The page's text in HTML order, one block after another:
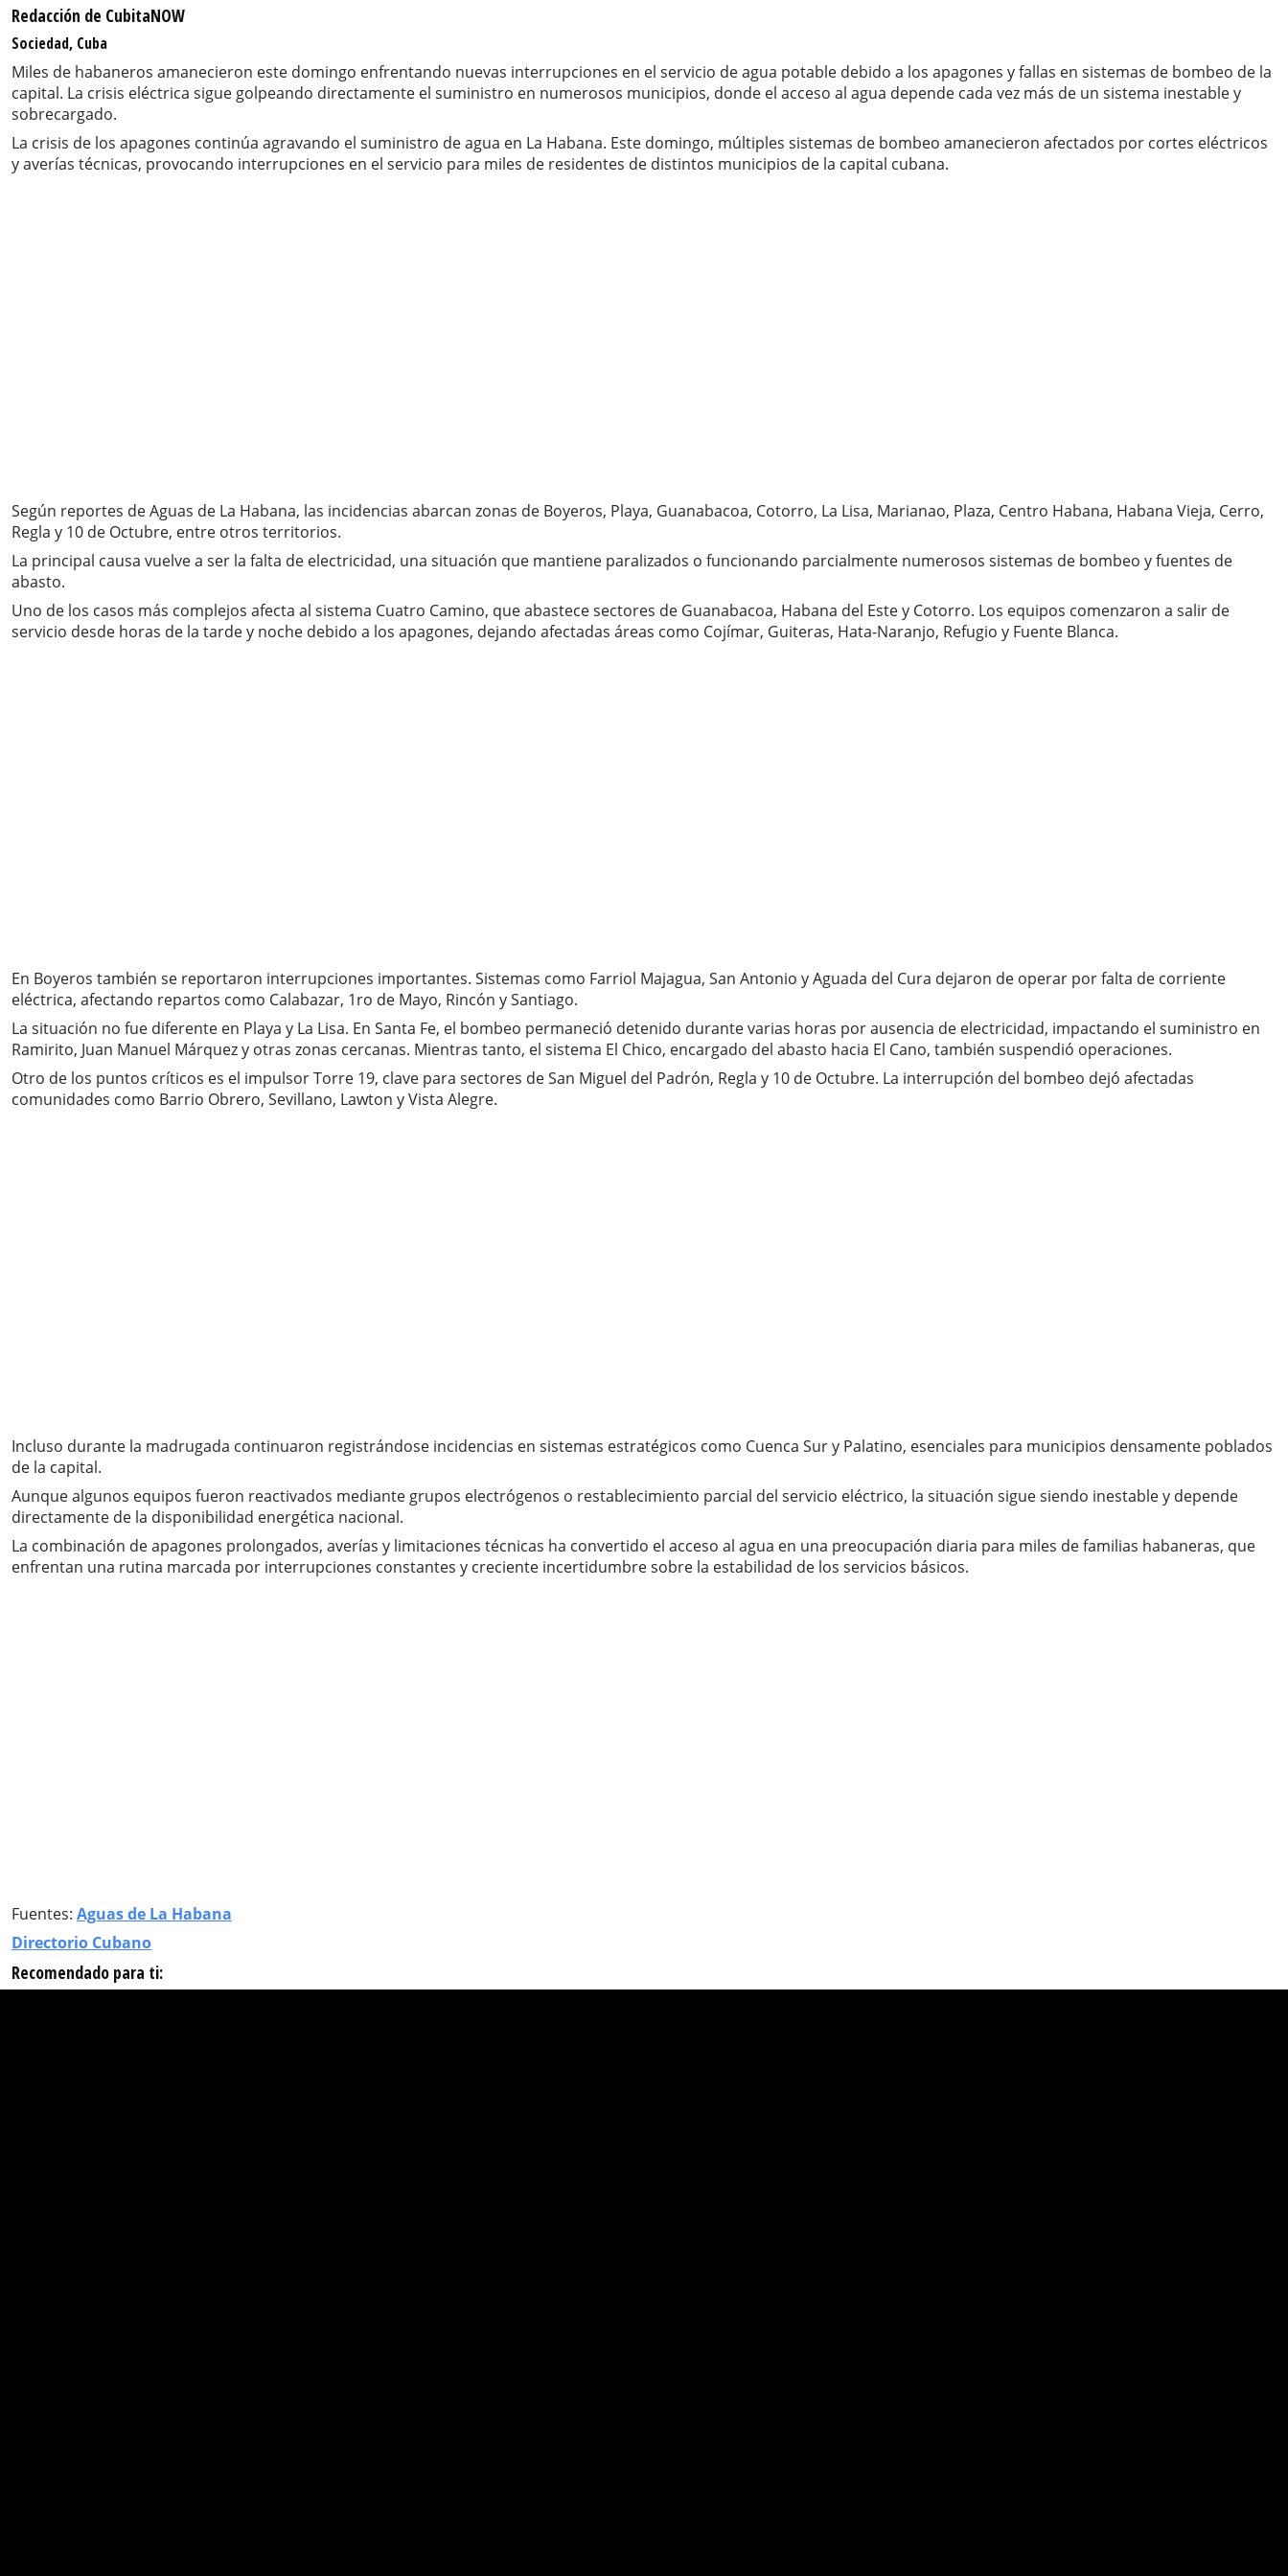
Redacción de CubitaNOW
Sociedad, Cuba
Miles de habaneros amanecieron este domingo enfrentando nuevas interrupciones en el servicio de agua potable debido a los apagones y fallas en sistemas de bombeo de la
capital. La crisis eléctrica sigue golpeando directamente el suministro en numerosos municipios, donde el acceso al agua depende cada vez más de un sistema inestable y
sobrecargado.
La crisis de los apagones continúa agravando el suministro de agua en La Habana. Este domingo, múltiples sistemas de bombeo amanecieron afectados por cortes eléctricos
y averías técnicas, provocando interrupciones en el servicio para miles de residentes de distintos municipios de la capital cubana.
Según reportes de Aguas de La Habana, las incidencias abarcan zonas de Boyeros, Playa, Guanabacoa, Cotorro, La Lisa, Marianao, Plaza, Centro Habana, Habana Vieja, Cerro,
Regla y 10 de Octubre, entre otros territorios.
La principal causa vuelve a ser la falta de electricidad, una situación que mantiene paralizados o funcionando parcialmente numerosos sistemas de bombeo y fuentes de
abasto.
Uno de los casos más complejos afecta al sistema Cuatro Camino, que abastece sectores de Guanabacoa, Habana del Este y Cotorro. Los equipos comenzaron a salir de
servicio desde horas de la tarde y noche debido a los apagones, dejando afectadas áreas como Cojímar, Guiteras, Hata-Naranjo, Refugio y Fuente Blanca.
En Boyeros también se reportaron interrupciones importantes. Sistemas como Farriol Majagua, San Antonio y Aguada del Cura dejaron de operar por falta de corriente
eléctrica, afectando repartos como Calabazar, 1ro de Mayo, Rincón y Santiago.
La situación no fue diferente en Playa y La Lisa. En Santa Fe, el bombeo permaneció detenido durante varias horas por ausencia de electricidad, impactando el suministro en
Ramirito, Juan Manuel Márquez y otras zonas cercanas. Mientras tanto, el sistema El Chico, encargado del abasto hacia El Cano, también suspendió operaciones.
Otro de los puntos críticos es el impulsor Torre 19, clave para sectores de San Miguel del Padrón, Regla y 10 de Octubre. La interrupción del bombeo dejó afectadas
comunidades como Barrio Obrero, Sevillano, Lawton y Vista Alegre.
Incluso durante la madrugada continuaron registrándose incidencias en sistemas estratégicos como Cuenca Sur y Palatino, esenciales para municipios densamente poblados
de la capital.
Aunque algunos equipos fueron reactivados mediante grupos electrógenos o restablecimiento parcial del servicio eléctrico, la situación sigue siendo inestable y depende
directamente de la disponibilidad energética nacional.
La combinación de apagones prolongados, averías y limitaciones técnicas ha convertido el acceso al agua en una preocupación diaria para miles de familias habaneras, que
enfrentan una rutina marcada por interrupciones constantes y creciente incertidumbre sobre la estabilidad de los servicios básicos.
Fuentes: Aguas de La Habana
Directorio Cubano
Recomendado para ti: